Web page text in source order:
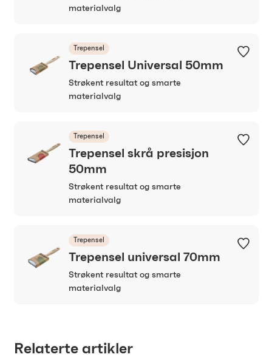
materialvalg
Trepensel
Trepensel Universal 50mm
Strøkent resultat og smarte
materialvalg
Trepensel
Trepensel skrå presisjon
50mm
Strøkent resultat og smarte
materialvalg
Trepensel
Trepensel universal 70mm
Strøkent resultat og smarte
materialvalg
Relaterte artikler